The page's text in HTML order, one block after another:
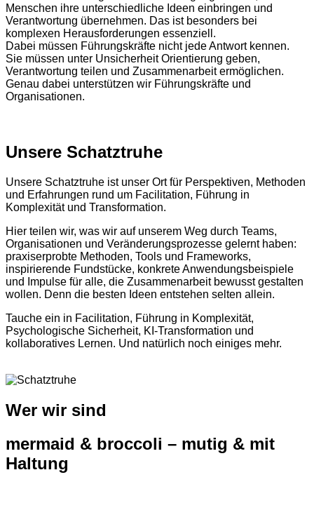
Menschen ihre unterschiedliche Ideen einbringen und
Verantwortung übernehmen. Das ist besonders bei
komplexen Herausforderungen essenziell.
Dabei müssen Führungskräfte nicht jede Antwort kennen.
Sie müssen unter Unsicherheit Orientierung geben,
Verantwortung teilen und Zusammenarbeit ermöglichen.
Genau dabei unterstützen wir Führungskräfte und
Organisationen.
Unsere Schatztruhe
Unsere Schatztruhe ist unser Ort für Perspektiven, Methoden
und Erfahrungen rund um Facilitation, Führung in
Komplexität und Transformation.
Hier teilen wir, was wir auf unserem Weg durch Teams,
Organisationen und Veränderungsprozesse gelernt haben:
praxiserprobte Methoden, Tools und Frameworks,
inspirierende Fundstücke, konkrete Anwendungsbeispiele
und Impulse für alle, die Zusammenarbeit bewusst gestalten
wollen. Denn die besten Ideen entstehen selten allein.
Tauche ein in Facilitation, Führung in Komplexität,
Psychologische Sicherheit, KI-Transformation und
kollaboratives Lernen. Und natürlich noch einiges mehr.
Wer wir sind
mermaid & broccoli – mutig & mit
Haltung